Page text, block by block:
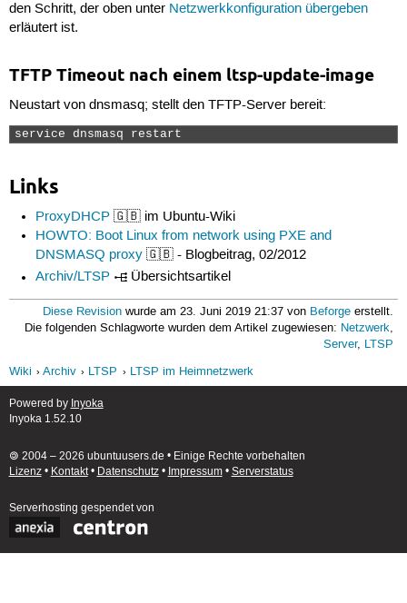
den Schritt, der oben unter Netzwerkkonfiguration übergeben
erläutert ist.
TFTP Timeout nach einem ltsp-update-image
Neustart von dnsmasq; stellt den TFTP-Server bereit:
service dnsmasq restart
Links
ProxyDHCP 🇬🇧 im Ubuntu-Wiki
HOWTO: Boot Linux from network using PXE and
DNSMASQ proxy 🇬🇧 - Blogbeitrag, 02/2012
Archiv/LTSP
Übersichtsartikel
Diese Revision wurde am 23. Juni 2019 21:37 von Beforge erstellt.
Die folgenden Schlagworte wurden dem Artikel zugewiesen: Netzwerk,
Server, LTSP
Wiki
Archiv LTSP LTSP im Heimnetzwerk
Powered by Inyoka
Inyoka 1.52.10
🄯 2004 – 2026 ubuntuusers.de • Einige Rechte vorbehalten
Lizenz• Kontakt• Datenschutz• Impressum• Serverstatus
Serverhosting gespendet von